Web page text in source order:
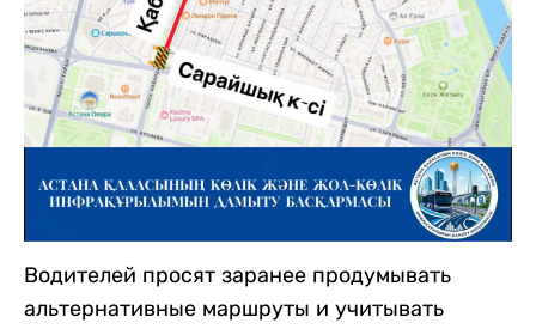
Водителей просят заранее продумывать
альтернативные маршруты и учитывать